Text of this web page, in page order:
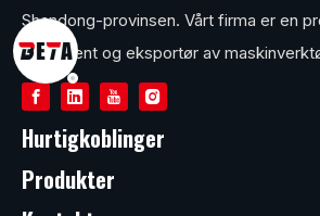
Shandong-provinsen. Vårt firma er en
produsent og eksportør av
Hurtigkoblinger
Produkter